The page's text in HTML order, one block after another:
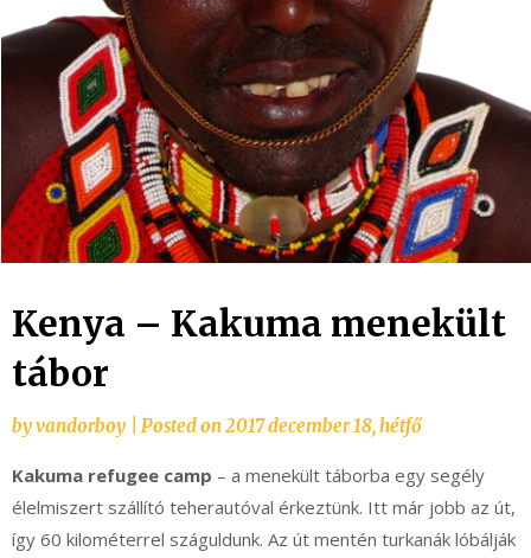
Kenya – Kakuma menekült
tábor
byvandorboy Posted on2017 december 18, hétfő
Kakuma refugee camp – a menekült táborba egy segély
élelmiszert szállító teherautóval érkeztünk. Itt már jobb az út,
így 60 kilométerrel száguldunk. Az út mentén turkanák lóbálják